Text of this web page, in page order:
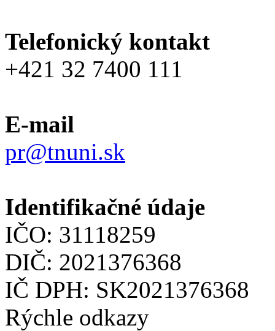
Telefonický kontakt
+421 32 7400 111
E-mail
pr@tnuni.sk
Identifikačné údaje
IČO: 31118259
DIČ: 2021376368
IČ DPH: SK2021376368
Rýchle odkazy